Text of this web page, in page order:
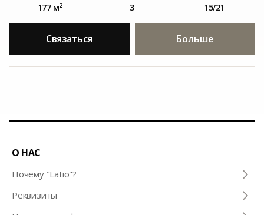
177 м2 3 15/21
Связаться Больше
О НАС
Почему "Latio"?
Pеквизиты